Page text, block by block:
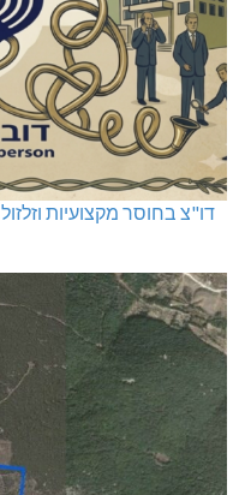
דו"צ בחוסר מקצועיות וזלזול